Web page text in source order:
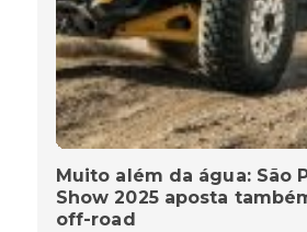
Muito além da água: São
Show 2025 aposta
off-road